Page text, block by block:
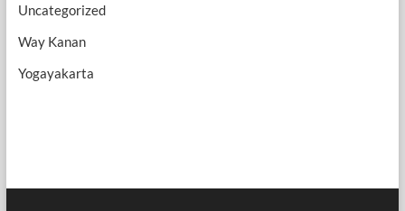
Uncategorized
Way Kanan
Yogayakarta